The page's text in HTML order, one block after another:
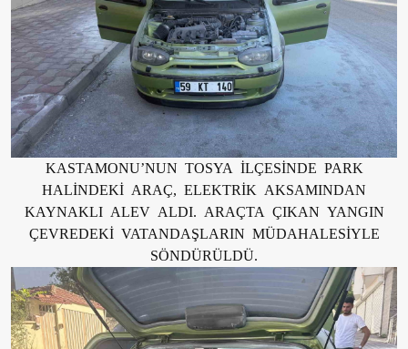
KASTAMONU’NUN TOSYA İLÇESİNDE PARK
HALİNDEKİ ARAÇ, ELEKTRİK AKSAMINDAN
KAYNAKLI ALEV ALDI. ARAÇTA ÇIKAN YANGIN
ÇEVREDEKİ VATANDAŞLARIN MÜDAHALESİYLE
SÖNDÜRÜLDÜ.